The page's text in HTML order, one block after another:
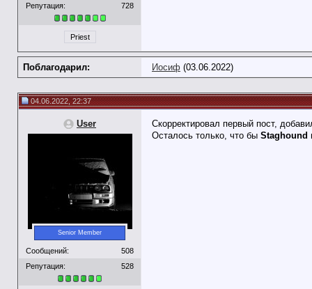
Репутация:
728
Priest
Поблагодарил: Иосиф (03.06.2022)
04.06.2022, 22:37
User
Senior Member
Сообщений:
508
Репутация:
528
Скорректировал первый пост,
Осталось только, что бы Staghound